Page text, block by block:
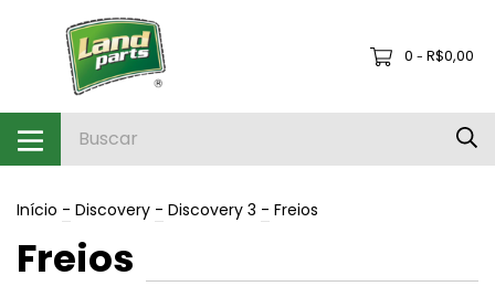
0 - R$0,00
Início - Discovery - Discovery 3 - Freios
Freios